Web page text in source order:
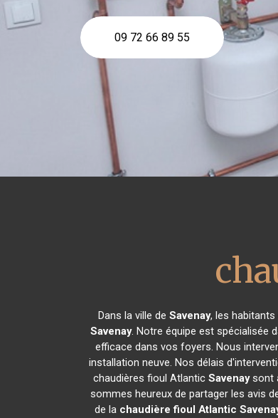
09 72 66 89 55
Dans la ville de Savenay, les
Savenay. Notre équipe est spécialisée
efficace dans vos foyers. Nous
installation neuve. Nos délais
chaudières fioul Atlantic Savenaysont
sommes heureux de partager les avis
de la chaudière fioul Atlantic